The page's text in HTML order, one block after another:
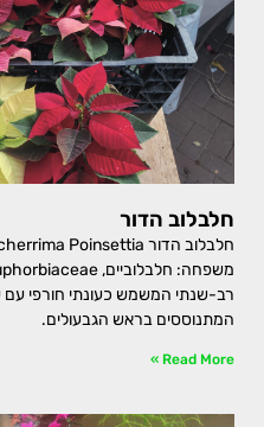
חלבלוב הדור
רב-שנתי המשמש כעונתי חורפי עם
המתנוססים בראש הגבעולים.
Read More »